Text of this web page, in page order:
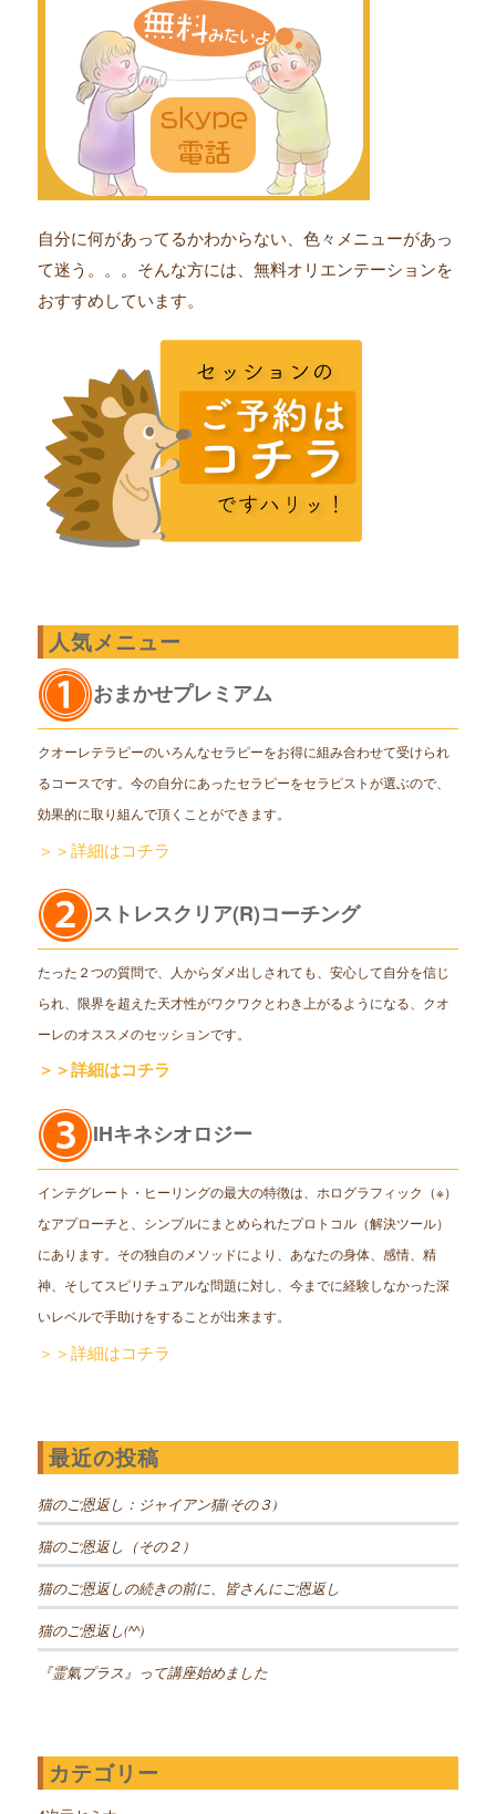
自分に何があってるかわからない、色々メニューがあっ
て迷う。。。そんな方には、無料オリエンテーションを
おすすめしています。
人気メニュー
おまかせプレミアム
クオーレテラピーのいろんなセラピーをお得に組み合わせて受けられ
るコースです。今の自分にあったセラピーをセラピストが選ぶので、
効果的に取り組んで頂くことができます。
＞＞詳細はコチラ
ストレスクリア(R)コーチング
たった２つの質問で、人からダメ出しされても、安心して自分を信じ
られ、限界を超えた天才性がワクワクとわき上がるようになる、クオ
ーレのオススメのセッションです。
＞＞詳細はコチラ
IHキネシオロジー
インテグレート・ヒーリングの最大の特徴は、ホログラフィック（※）
なアプローチと、シンプルにまとめられたプロトコル（解決ツール）
にあります。その独自のメソッドにより、あなたの身体、感情、精
神、そしてスピリチュアルな問題に対し、今までに経験しなかった深
いレベルで手助けをすることが出来ます。
＞＞詳細はコチラ
最近の投稿
猫のご恩返し：ジャイアン猫(その３)
猫のご恩返し（その２）
猫のご恩返しの続きの前に、皆さんにご恩返し
猫のご恩返し(^^)
『霊氣プラス』って講座始めました
カテゴリー